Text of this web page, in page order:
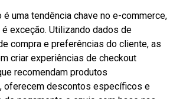
uma tendência chave no e-commerce,
exceção. Utilizando dados de
compra e preferências do cliente, as
criar experiências de checkout
recomendam produtos
oferecem descontos específicos e